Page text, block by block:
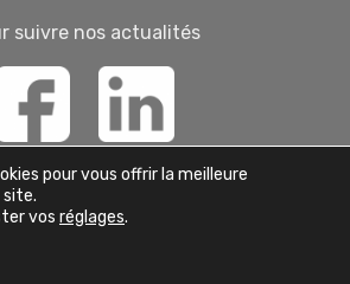
suivre nos actualités
Services + |
pour vous offrir la meilleure
site.
vos réglages.